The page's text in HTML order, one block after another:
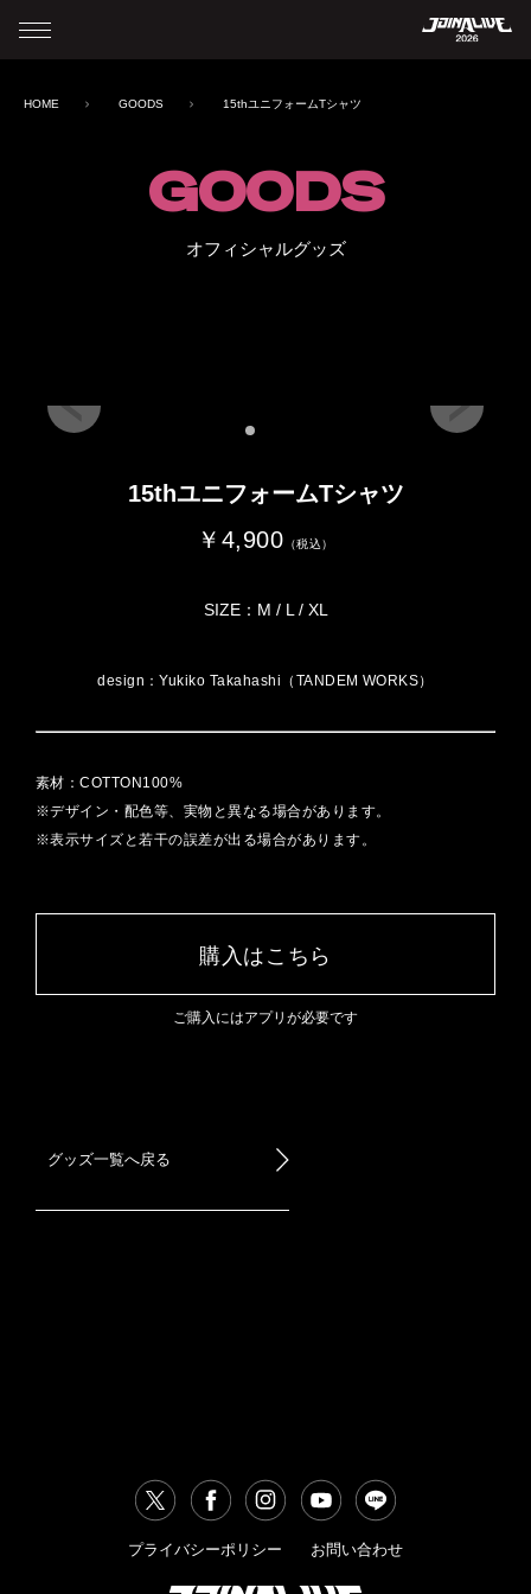
HOME GOODS 15thユニフォームTシャツ
GOODS
オフィシャルグッズ
15thユニフォームTシャツ
￥4,900 （税込）
SIZE：M / L / XL
design：Yukiko Takahashi（TANDEM WORKS）
素材：COTTON100%
※デザイン・配色等、実物と異なる場合があります。
※表示サイズと若干の誤差が出る場合があります。
購入はこちら
ご購入にはアプリが必要です
グッズ一覧へ戻る
プライバシーポリシー お問い合わせ